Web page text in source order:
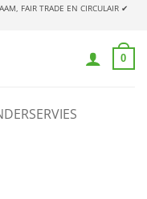
FAIR TRADE EN CIRCULAIR ✔
0